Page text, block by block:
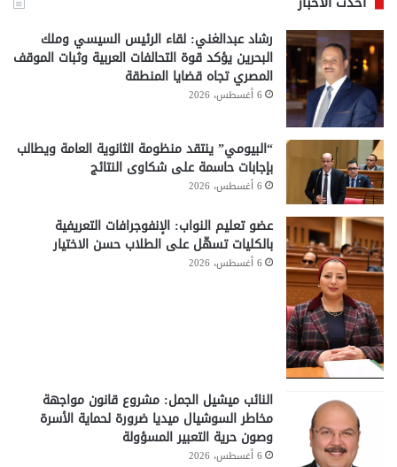
رشاد عبدالغني: لقاء الرئيس السيسي وملك
البحرين يؤكد قوة التحالفات العربية وثبات الموقف
المصري تجاه قضايا المنطقة
6 أغسطس، 2026
“البيومي” ينتقد منظومة الثانوية العامة ويطالب
بإجابات حاسمة على شكاوى النتائج
6 أغسطس، 2026
عضو تعليم النواب: الإنفوجرافات التعريفية
بالكليات تسهّل على الطلاب حسن الاختيار
6 أغسطس، 2026
النائب ميشيل الجمل: مشروع قانون مواجهة
مخاطر السوشيال ميديا ضرورة لحماية الأسرة
وصون حرية التعبير المسؤولة
6 أغسطس، 2026